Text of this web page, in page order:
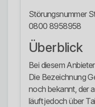
Störungsnummer
0800 8958958
Überblick
Bei diesem
Die Bezeichnung
noch bekannt, der
läuft jedoch über